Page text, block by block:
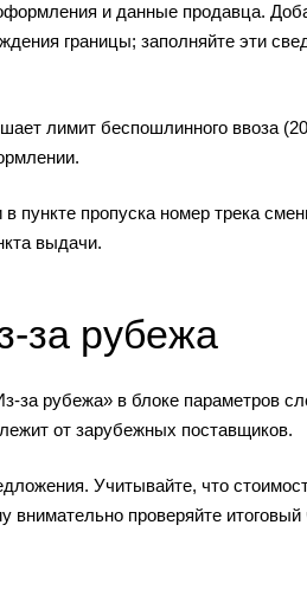
и данные продавца.
границы; заполняйте эти
лимит беспошлинного ввоза
пункте пропуска номер трека
выдачи.
за рубежа
за рубежа» в блоке параметров
от зарубежных поставщиков.
Учитывайте, что
проверяйте итоговый